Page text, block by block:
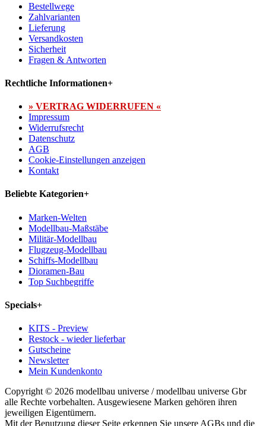
Bestellwege
Zahlvarianten
Lieferung
Versandkosten
Sicherheit
Fragen & Antworten
Rechtliche Informationen+
» VERTRAG WIDERRUFEN «
Impressum
Widerrufsrecht
Datenschutz
AGB
Cookie-Einstellungen anzeigen
Kontakt
Beliebte Kategorien+
Marken-Welten
Modellbau-Maßstäbe
Militär-Modellbau
Flugzeug-Modellbau
Schiffs-Modellbau
Dioramen-Bau
Top Suchbegriffe
Specials+
KITS - Preview
Restock - wieder lieferbar
Gutscheine
Newsletter
Mein Kundenkonto
Copyright © 2026 modellbau universe / modellbau universe Gbr
alle Rechte vorbehalten. Ausgewiesene Marken gehören ihren
jeweiligen Eigentümern.
Mit der Benutzung dieser Seite erkennen Sie unsere AGBs und die